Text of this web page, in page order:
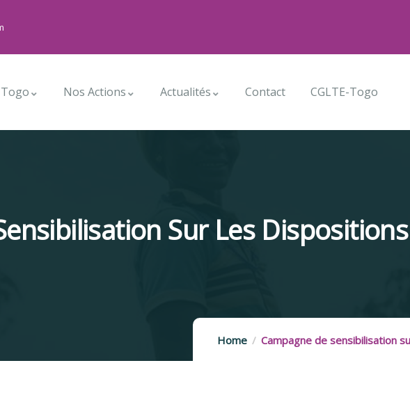
Nos Actions Actualités Contact CGLTE-Togo
Sur Les
Home Campagne de sensibilisation